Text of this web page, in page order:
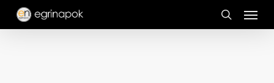
Skip
search
Menu